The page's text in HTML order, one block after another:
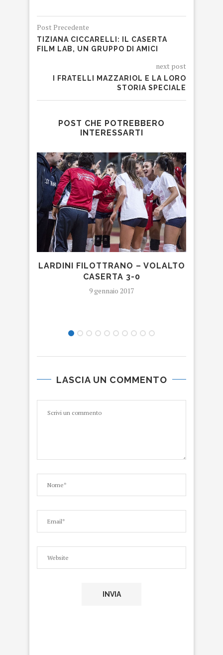
Post Precedente
TIZIANA CICCARELLI: IL CASERTA
FILM LAB, UN GRUPPO DI AMICI
next post
I FRATELLI MAZZARIOL E LA LORO
STORIA SPECIALE
POST CHE POTREBBERO
INTERESSARTI
LARDINI FILOTTRANO – VOLALTO
CASERTA 3-0
9 gennaio 2017
LASCIA UN COMMENTO